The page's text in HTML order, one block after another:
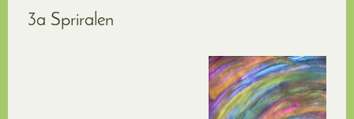
3a Spriralen